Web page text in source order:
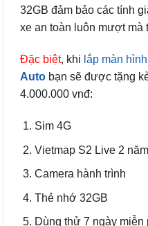
32GB đảm bảo các tính
xe an toàn luôn mượt mà
Đặc biệt, khi lắp màn
Auto bạn sẽ được tặng
4.000.000 vnđ:
Sim 4G
Vietmap S2 Live 2 năm
Camera hành trình
Thẻ nhớ 32GB
Dùng thử 7 ngày miễn